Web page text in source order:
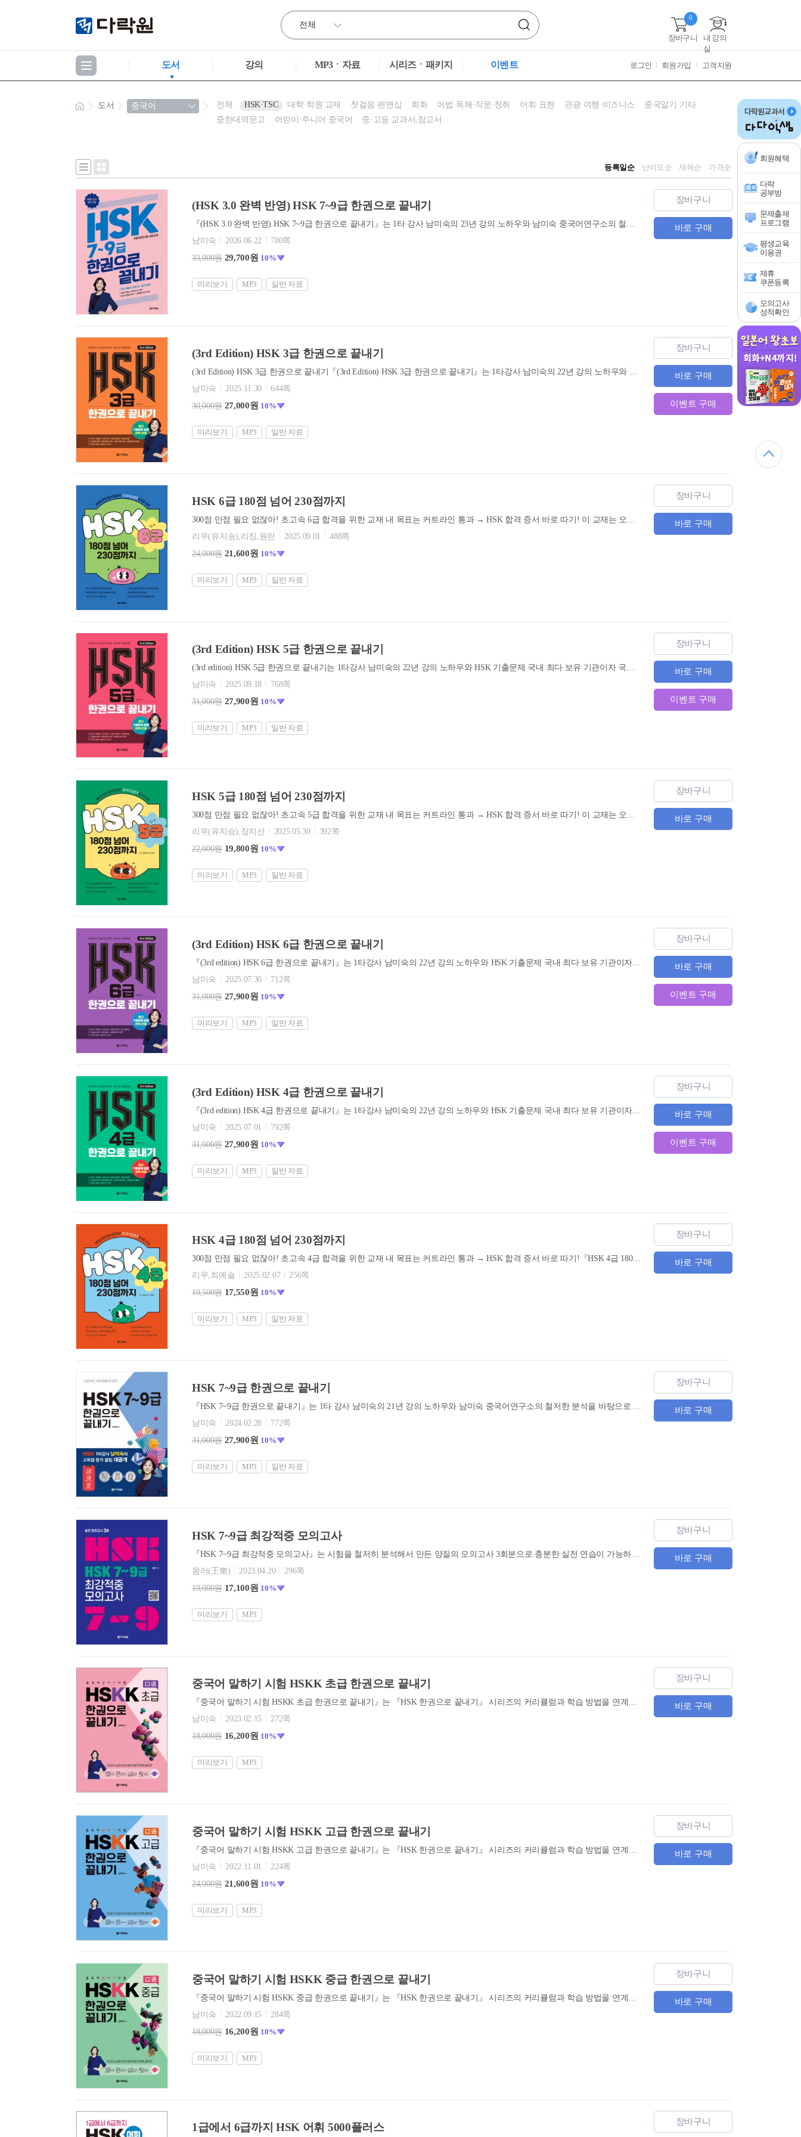
장바구니
0
내 강의
실
도서 강의 MP3ㆍ자료 시리즈ㆍ패키지 이벤트 로그인 회원가입 고객지원
회원혜택
다락
공부방
문제출제
프로그램
평생교육
이용권
제휴
쿠폰등록
모의고사
성적확인
도서 전체 HSK·TSC 대학·학원 교재 첫걸음·펜맨십 회화 어법·독해·작문·청취 어휘·표현 관광·여행·비즈니스
중국알기·기타
중한대역문고
어린이·주니어 중국어 중·고등 교과서,참고서
등록일순 난이도순 제목순 가격순
(HSK 3.0 완벽 반영) HSK 7~9급 한권으로 끝내기
『(HSK 3.0 완벽 반영) HSK 7~9급 한권으로 끝내기』는 1타 강사 남미숙의 23년 강의 노하우와 남미숙 중국어연구소의 철저한 분석을 바탕으로 시험 합격을 위한 최적의 내용으로 구성했습니다. 제1회 HSK 7~9급 시험에서 100% 합격생을 배출한 출제 경향 분석 역량과 23년간 축적된 데이터, 그리고 한국과 중국 베타테스트를 바탕으로 HSK를 정복할 수 있는 완벽한 솔루션을 체계화했습니다.
남미숙
2026.06.22
780쪽
33,000원 29,700원 10%
미리보기 MP3 일반 자료
장바구니
바로 구매
(3rd Edition) HSK 3급 한권으로 끝내기
남미숙
2025.11.30
644쪽
30,000원 27,000원 10%
미리보기 MP3 일반 자료
장바구니
바로 구매
이벤트 구매
HSK 6급 180점 넘어 230점까지
리우(유지승),리징,원란
2025.09.01
488쪽
24,000원 21,600원 10%
미리보기 MP3 일반 자료
장바구니
바로 구매
(3rd Edition) HSK 5급 한권으로 끝내기
남미숙
2025.09.18
768쪽
31,000원 27,900원 10%
미리보기 MP3 일반 자료
장바구니
바로 구매
이벤트 구매
HSK 5급 180점 넘어 230점까지
300점 만점 필요 없잖아! 초고속 5급 합격을 위한 교재 내 목표는 커트라인 통과 → HSK 합격 증서 바로 따기! 이 교재는 오랜 시간이 걸려 고득점을 획득하는 것이 아닌, 빠른 시간 안에 180점부터 230점 내의 점수를 받아 증서 획득을 한 후 다음 급수로 넘어가는 것을 목표로 합니다. 이를 위해 교재에 지나치게 어려운 이론과 문제는 덜어내고, 시험에 꼭 나오는 내용만을 담았기에 효율적인 학습이 가능합니다.
리우(유지승),장지선
2025.05.30
392쪽
22,000원 19,800원 10%
미리보기 MP3 일반 자료
장바구니
바로 구매
(3rd Edition) HSK 6급 한권으로 끝내기
『(3rd edition) HSK 6급 한권으로 끝내기』는 1타강사 남미숙의 22년 강의 노하우와 HSK 기출문제 국내 최다 보유 기관이자 국내 최고 HSK 전문가 그룹인 남미숙 중국어연구소〉의 철저한 분석을 바탕으로 시험 합격을 위한 최적의 내용으로 구성했습니다.
남미숙
2025.07.30
712쪽
31,000원 27,900원 10%
미리보기 MP3 일반 자료
장바구니
바로 구매
이벤트 구매
(3rd Edition) HSK 4급 한권으로 끝내기
『(3rd edition) HSK 4급 한권으로 끝내기』는 1타강사 남미숙의 22년 강의 노하우와 HSK 기출문제 국내 최다 보유 기관이자 국내 최고 HSK 전문가 그룹인 남미숙 중국어연구소〉의 철저한 분석을 바탕으로 시험 합격을 위한 최적의 내용으로 구성했습니다.
남미숙
2025.07.01
792쪽
31,000원 27,900원 10%
미리보기 MP3 일반 자료
장바구니
바로 구매
이벤트 구매
HSK 4급 180점 넘어 230점까지
300점 만점 필요 없잖아! 초고속 4급 합격을 위한 교재 내 목표는 커트라인 통과 → HSK 합격 증서 바로 따기!『HSK 4급 180점 넘어 230점까지』는 오랜 시간이 걸려 고득점을 획득하는 것이 아닌, 빠른 시간 안에 180점부터 230점 내의 점수를 받아 증서 획득을 한 후 다음 급수로 넘어가는 것을 목표로 합니다. 이를 위해 교재에 지나치게 어려운 이론과 문제는 덜어내고, 시험에 꼭 나오는 내용만을 담았기에 효율적인 학습이 가능합니다.
리우,최예슬
2025.02.07
256쪽
19,500원 17,550원 10%
미리보기 MP3 일반 자료
장바구니
바로 구매
HSK 7~9급 한권으로 끝내기
남미숙
2024.02.28
772쪽
31,000원 27,900원 10%
미리보기 MP3 일반 자료
장바구니
바로 구매
HSK 7~9급 최강적중 모의고사
『HSK 7~9급 최강적중 모의고사』는 시험을 철저히 분석해서 만든 양질의 모의고사 3회분으로 충분한 실전 연습이 가능하도록 했고, 각 문제마다 친절하고 꼼꼼한 해설뿐만 아니라 새 단어, 알아두면 좋은 구문과 예시, 수준별 모범 답안까지 학습자에게 필요한 내용을 아낌 없이 담았습니다.
왕러(王樂)
2023.04.20
296쪽
19,000원 17,100원 10%
미리보기 MP3
장바구니
바로 구매
중국어 말하기 시험 HSKK 초급 한권으로 끝내기
『중국어 말하기 시험 HSKK 초급 한권으로 끝내기』는 『HSK 한권으로 끝내기』 시리즈의 커리큘럼과 학습 방법을 연계한 HSKK 시리즈 교재로, 1타강사 남미숙의 20년 강의 노하우와 남미숙 중국어 연구소의 빅데이터 분석을 기반으로 HSKK 합격을 위한 완벽한 솔루션을 제공합니다.
남미숙
2023.02.15
272쪽
18,000원 16,200원 10%
미리보기 MP3
장바구니
바로 구매
중국어 말하기 시험 HSKK 고급 한권으로 끝내기
『중국어 말하기 시험 HSKK 고급 한권으로 끝내기』는 『HSK 한권으로 끝내기』 시리즈의 커리큘럼과 학습 방법을 연계한 HSKK 시리즈 교재로, 1타강사 남미숙의 20년 강의 노하우와 남미숙 중국어 연구소의 빅데이터 분석을 기반으로 HSKK 합격을 위한 완벽한 솔루션을 제공합니다.
남미숙
2022.11.01
224쪽
24,000원 21,600원 10%
미리보기 MP3
장바구니
바로 구매
중국어 말하기 시험 HSKK 중급 한권으로 끝내기
『중국어 말하기 시험 HSKK 중급 한권으로 끝내기』는 『HSK 한권으로 끝내기』 시리즈의 커리큘럼과 학습 방법을 연계한 HSKK 시리즈 교재로, 1타강사 남미숙의 20년 강의 노하우와 남미숙 중국어 연구소의 빅데이터 분석을 기반으로 HSKK 합격을 위한 완벽한 솔루션을 제공합니다.
남미숙
2022.09.15
284쪽
18,000원 16,200원 10%
미리보기 MP3
장바구니
바로 구매
1급에서 6급까지 HSK 어휘 5000플러스 장바구니